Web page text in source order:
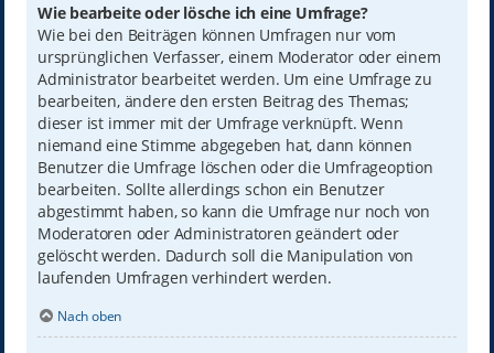
Wie bearbeite oder lösche ich eine Umfrage?
Wie bei den Beiträgen können Umfragen nur vom
ursprünglichen Verfasser, einem Moderator oder einem
Administrator bearbeitet werden. Um eine Umfrage zu
bearbeiten, ändere den ersten Beitrag des Themas;
dieser ist immer mit der Umfrage verknüpft. Wenn
niemand eine Stimme abgegeben hat, dann können
Benutzer die Umfrage löschen oder die Umfrageoption
bearbeiten. Sollte allerdings schon ein Benutzer
abgestimmt haben, so kann die Umfrage nur noch von
Moderatoren oder Administratoren geändert oder
gelöscht werden. Dadurch soll die Manipulation von
laufenden Umfragen verhindert werden.
Nach oben